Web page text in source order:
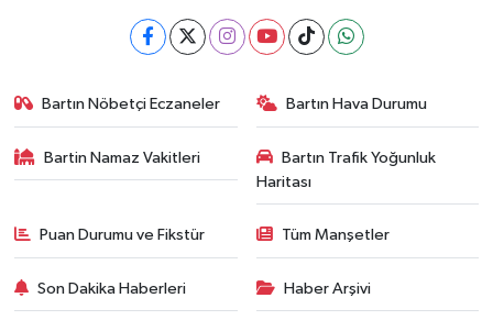
Bartın Nöbetçi Eczaneler Bartın Hava Durumu
Bartin Namaz Vakitleri
Bartın Trafik Yoğunluk
Haritası
Puan Durumu ve Fikstür Tüm Manşetler
Son Dakika Haberleri Haber Arşivi